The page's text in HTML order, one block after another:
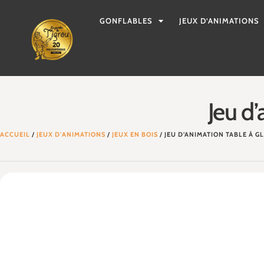
GONFLABLES JEUX D’ANIMATIONS
Jeu
ACCUEIL / JEUX D'ANIMATIONS / JEUX EN BOIS / JEU D’ANIMATION TABLE À